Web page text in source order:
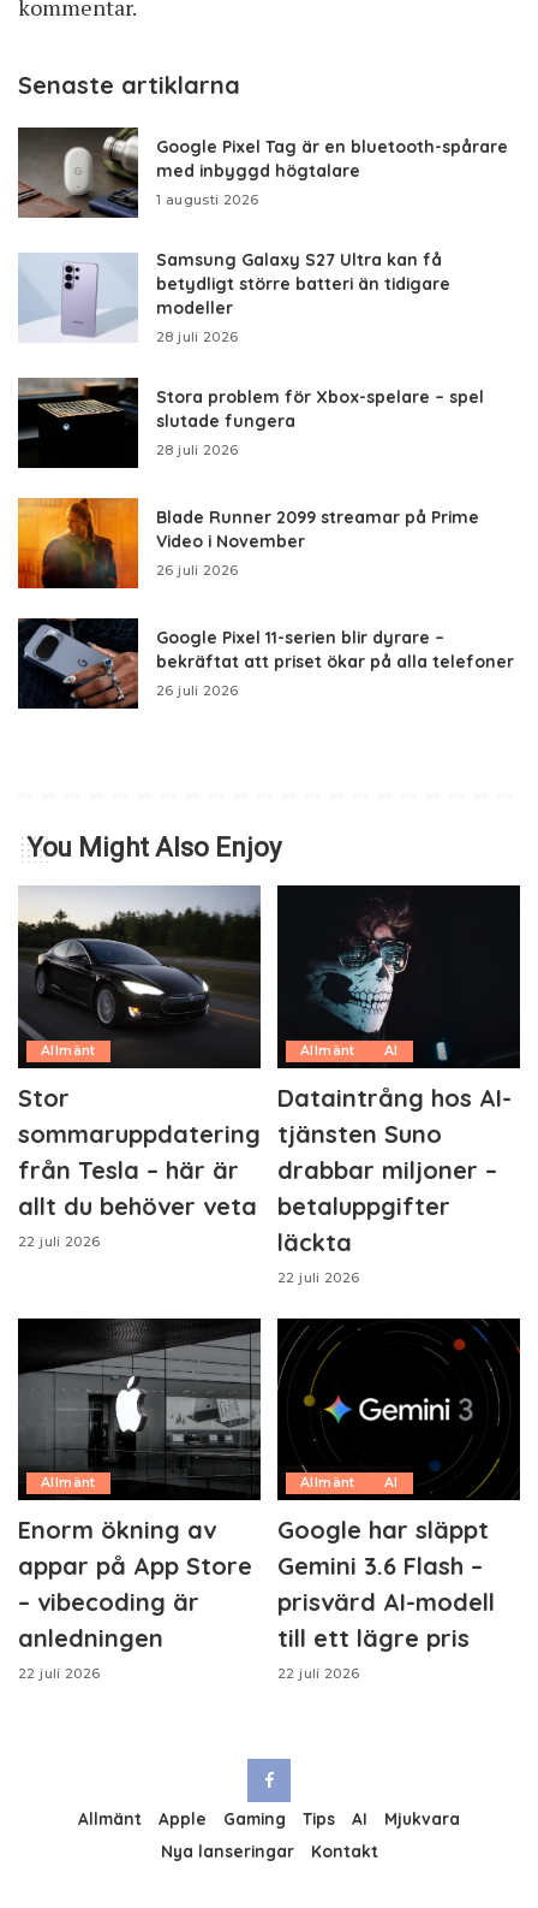
kommentar.
Senaste artiklarna
Google Pixel Tag är en bluetooth-spårare
med inbyggd högtalare
1 augusti 2026
Samsung Galaxy S27 Ultra kan få
betydligt större batteri än tidigare
modeller
28 juli 2026
Stora problem för Xbox-spelare – spel
slutade fungera
28 juli 2026
Blade Runner 2099 streamar på Prime
Video i November
26 juli 2026
Google Pixel 11-serien blir dyrare –
bekräftat att priset ökar på alla telefoner
26 juli 2026
You Might Also Enjoy
Allmänt
Stor
sommaruppdatering
från Tesla – här är
allt du behöver veta
22 juli 2026
Allmänt AI
Dataintrång hos AI-
tjänsten Suno
drabbar miljoner –
betaluppgifter
läckta
22 juli 2026
Allmänt
Enorm ökning av
appar på App Store
– vibecoding är
anledningen
22 juli 2026
Allmänt AI
Google har släppt
Gemini 3.6 Flash –
prisvärd AI-modell
till ett lägre pris
22 juli 2026
Allmänt Apple Gaming Tips AI
Mjukvara
Nya lanseringar
Kontakt